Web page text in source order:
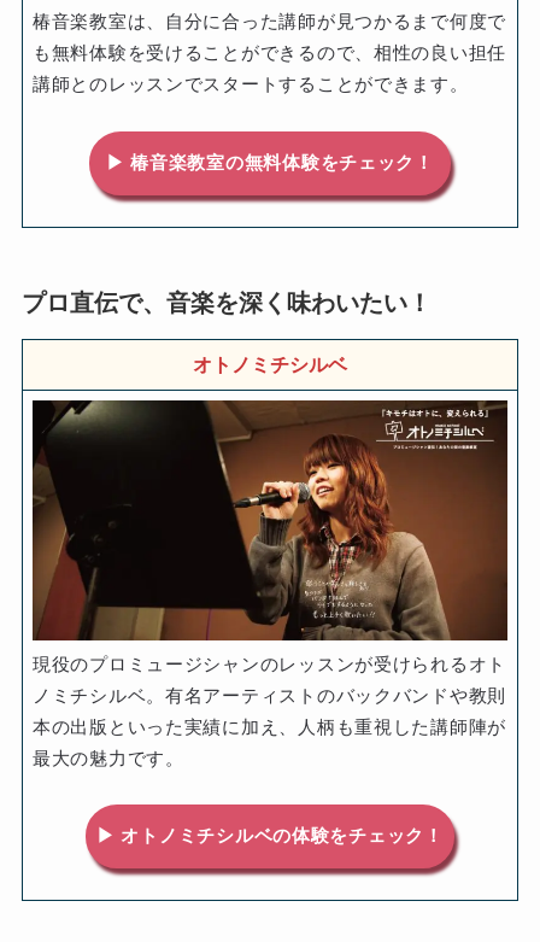
椿音楽教室は、自分に合った講師が見つかるまで何度で
も無料体験を受けることができるので、相性の良い担任
講師とのレッスンでスタートすることができます。
▶ 椿音楽教室の無料体験をチェック！
プロ直伝で、音楽を深く味わいたい！
オトノミチシルベ
現役のプロミュージシャンのレッスンが受けられるオト
ノミチシルベ。有名アーティストのバックバンドや教則
本の出版といった実績に加え、人柄も重視した講師陣が
最大の魅力です。
▶ オトノミチシルベの体験をチェック！